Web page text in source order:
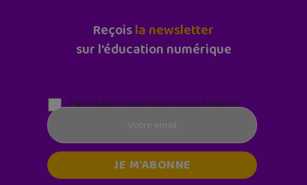
Reçoisla newsletter
sur l'éducation numérique
Parentalité numérique (le lundi matin)